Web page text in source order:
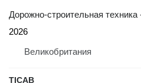
Дорожно-строительная техника
2026
Великобритания
TICAB